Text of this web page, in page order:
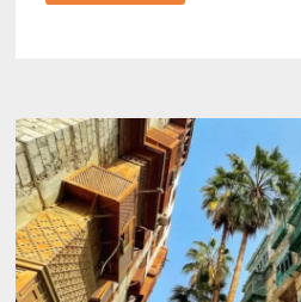
VERWINKELTE